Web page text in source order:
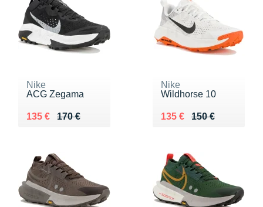
Nike
ACG Zegama
170 €
Au lieu de 170 €
135 €
Vendu 135 €
Nike
Wildhorse 10
150 €
Au lieu de 150 €
135 €
Vendu 135 €